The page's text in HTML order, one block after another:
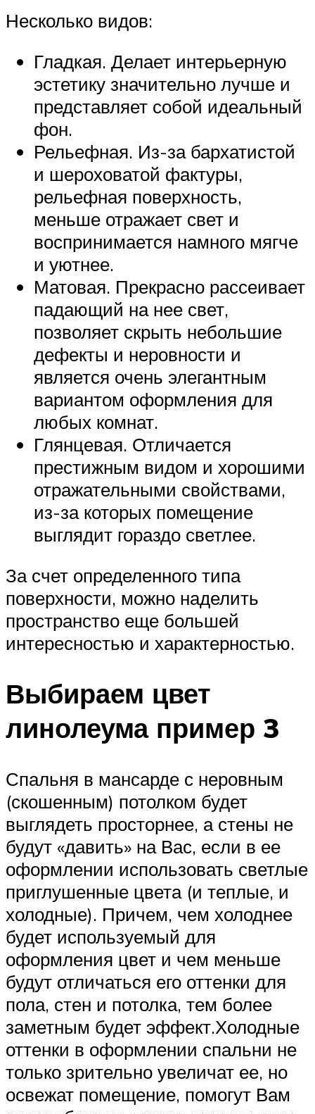
Несколько видов:
Гладкая. Делает интерьерную
эстетику значительно лучше и
представляет собой идеальный
фон.
Рельефная. Из-за бархатистой
и шероховатой фактуры,
рельефная поверхность,
меньше отражает свет и
воспринимается намного мягче
и уютнее.
Матовая. Прекрасно рассеивает
падающий на нее свет,
позволяет скрыть небольшие
дефекты и неровности и
является очень элегантным
вариантом оформления для
любых комнат.
Глянцевая. Отличается
престижным видом и хорошими
отражательными свойствами,
из-за которых помещение
выглядит гораздо светлее.
За счет определенного типа
поверхности, можно наделить
пространство еще большей
интересностью и характерностью.
Выбираем цвет
линолеума пример 3
Спальня в мансарде с неровным
(скошенным) потолком будет
выглядеть просторнее, а стены не
будут «давить» на Вас, если в ее
оформлении использовать светлые
приглушенные цвета (и теплые, и
холодные). Причем, чем холоднее
будет используемый для
оформления цвет и чем меньше
будут отличаться его оттенки для
пола, стен и потолка, тем более
заметным будет эффект.Холодные
оттенки в оформлении спальни не
только зрительно увеличат ее, но
освежат помещение, помогут Вам